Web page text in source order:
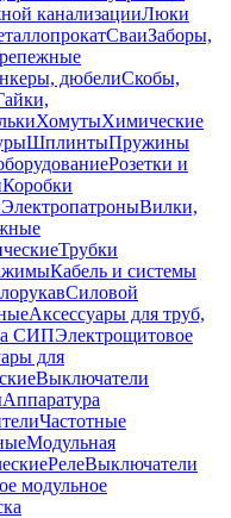
канализацииЛюки
СваиЗаборы,
дюбелиСкобы,
ХомутыХимические
ШплинтыПружины
Розетки и
Коробки
ЭлектропатроныВилки,
Трубки
Кабель и системы
Силовой
Аксессуары для труб,
СИПЭлектрощитовое
для
Выключатели
Аппаратура
Частотные
Модульная
РелеВыключатели
модульное